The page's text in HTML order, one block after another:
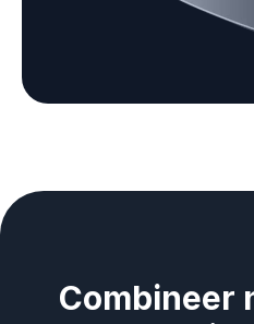
Combineer